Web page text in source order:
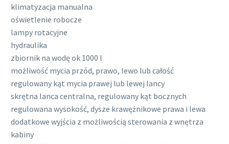
klimatyzacja manualna
oświetlenie robocze
lampy rotacyjne
hydraulika
zbiornik na wodę ok 1000 l
możliwość mycia przód, prawo, lewo lub całość
regulowany kąt mycia prawej lub lewej lancy
skrętna lanca centralna, regulowany kąt bocznych
regulowana wysokość, dysze krawężnikowe prawa i lewa
dodatkowe wyjścia z możliwością sterowania z wnętrza
kabiny